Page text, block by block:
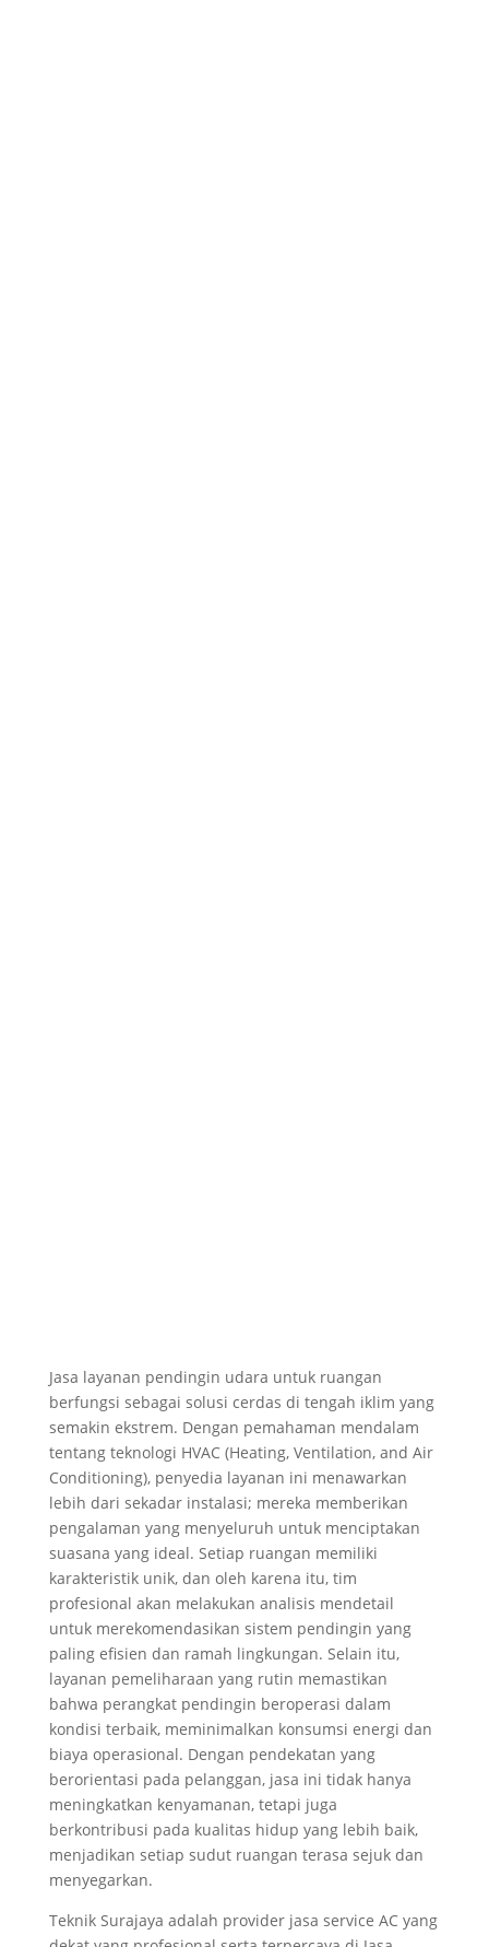
Jasa layanan pendingin udara untuk ruangan
berfungsi sebagai solusi cerdas di tengah iklim yang
semakin ekstrem. Dengan pemahaman mendalam
tentang teknologi HVAC (Heating, Ventilation, and Air
Conditioning), penyedia layanan ini menawarkan
lebih dari sekadar instalasi; mereka memberikan
pengalaman yang menyeluruh untuk menciptakan
suasana yang ideal. Setiap ruangan memiliki
karakteristik unik, dan oleh karena itu, tim
profesional akan melakukan analisis mendetail
untuk merekomendasikan sistem pendingin yang
paling efisien dan ramah lingkungan. Selain itu,
layanan pemeliharaan yang rutin memastikan
bahwa perangkat pendingin beroperasi dalam
kondisi terbaik, meminimalkan konsumsi energi dan
biaya operasional. Dengan pendekatan yang
berorientasi pada pelanggan, jasa ini tidak hanya
meningkatkan kenyamanan, tetapi juga
berkontribusi pada kualitas hidup yang lebih baik,
menjadikan setiap sudut ruangan terasa sejuk dan
menyegarkan.
Teknik Surajaya adalah provider jasa service AC yang